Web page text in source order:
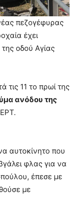
πεζογέφυρας
έχει
οδού Αγίας
τις 11 το πρωί της
ανόδου της
αυτοκίνητο που
φλας για να
έπεσε με
με